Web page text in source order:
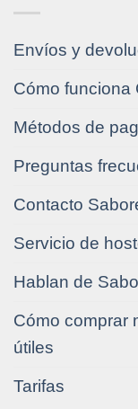
Envíos y
Cómo funciona
Métodos de
Preguntas
Contacto
Servicio de
Hablan de
Cómo comprar
útiles
Tarifas